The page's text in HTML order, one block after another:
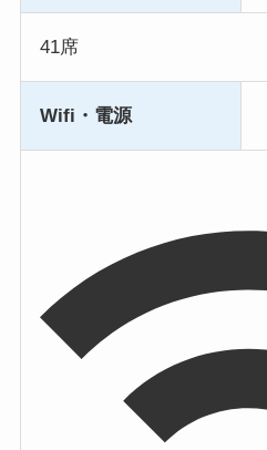
41席
Wifi・電源